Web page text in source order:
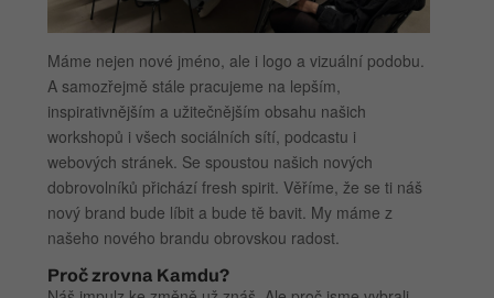
Máme nejen nové jméno, ale i logo a vizuální podobu.
A samozřejmě stále pracujeme na lepším,
inspirativnějším a užitečnějším obsahu našich
workshopů i všech sociálních sítí, podcastu i
webových stránek. Se spoustou našich nových
dobrovolníků přichází fresh spirit. Věříme, že se ti náš
nový brand bude líbit a bude tě bavit. My máme z
našeho nového brandu obrovskou radost.
Proč zrovna Kamdu?